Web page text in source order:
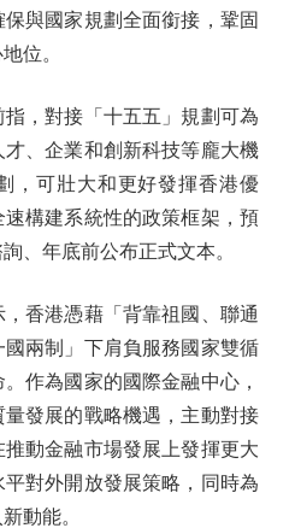
與國家規劃全面銜接，鞏固
位。
，對接「十五五」規劃可為
、企業和創新科技等龐大機
，可壯大和更好發揮香港優
構建系統性的政策框架，預
、年底前公布正式文本。
香港憑藉「背靠祖國、聯通
兩制」下肩負服務國家雙循
作為國家的國際金融中心，
發展的戰略機遇，主動對接
動金融市場發展上發揮更大
對外開放發展策略，同時為
動能。